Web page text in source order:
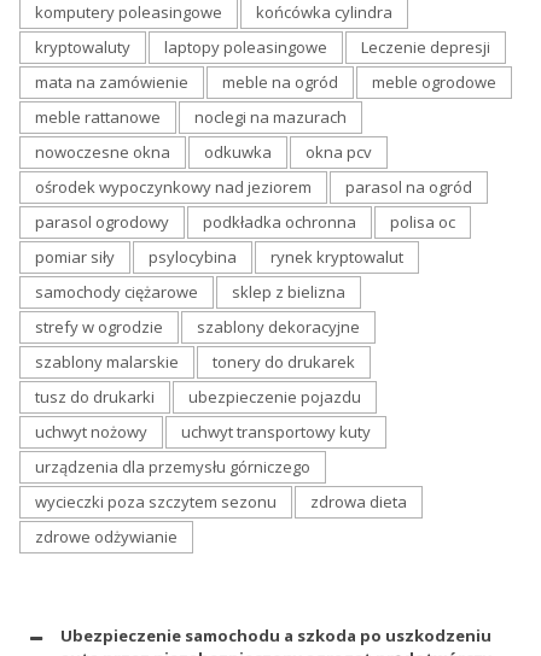
komputery poleasingowe
końcówka cylindra
kryptowaluty
laptopy poleasingowe
Leczenie depresji
mata na zamówienie
meble na ogród
meble ogrodowe
meble rattanowe
noclegi na mazurach
nowoczesne okna
odkuwka
okna pcv
ośrodek wypoczynkowy nad jeziorem
parasol na ogród
parasol ogrodowy
podkładka ochronna
polisa oc
pomiar siły
psylocybina
rynek kryptowalut
samochody ciężarowe
sklep z bielizna
strefy w ogrodzie
szablony dekoracyjne
szablony malarskie
tonery do drukarek
tusz do drukarki
ubezpieczenie pojazdu
uchwyt nożowy
uchwyt transportowy kuty
urządzenia dla przemysłu górniczego
wycieczki poza szczytem sezonu
zdrowa dieta
zdrowe odżywianie
Ubezpieczenie samochodu a szkoda po uszkodzeniu